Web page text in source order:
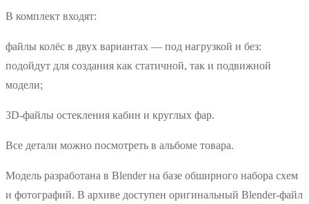
В комплект входят:
файлы колёс в двух вариантах — под нагрузкой и без:
подойдут для создания как статичной, так и подвижной
модели;
3D‑файлы остекления кабин и круглых фар.
Все детали можно посмотреть в альбоме товара.
Модель разработана в Blender на базе обширного набора схем
и фотографий. В архиве доступен оригинальный Blender‑файл